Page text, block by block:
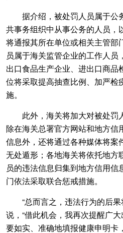
据介绍，被处罚人员属于公
共事务组织中从事公务的人员，
将通报其所在单位或相关主管部
员属于海关监管企业的工作人员
出口食品生产企业、进出口商品
位将采取提高抽查比例、加严检
施。
此外，海关将加大对被处罚
除在海关总署官方网站和地方信
信息外，还将通过各种媒体将案
无处遁形；各地海关将依托地方
员的违法信息归集到地方信用
门依法采取联合惩戒措施。
“总而言之，违法行为的后果
说，“借此机会，我再次提醒广
要如实、准确地填报健康申明卡